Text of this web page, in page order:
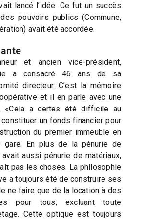
lancé l’idée. Ce fut un succès
pouvoirs publics (Commune,
avait été accordée.
et ancien vice-président,
a consacré 46 ans de sa
directeur. C’est la mémoire
et il en parle avec une
«Cela a certes été difficile au
un fonds financier pour
du premier immeuble en
gare. En plus de la pénurie de
aussi pénurie de matériaux,
pas les choses. La philosophie
a toujours été de construire ses
ne faire que de la location à des
pour tous, excluant toute
Cette optique est toujours